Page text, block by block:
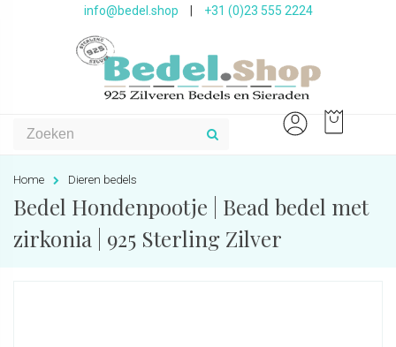
info@bedel.shop +31 (0)23 555 2224
Home Dieren bedels
Bedel Hondenpootje | Bead bedel met
zirkonia | 925 Sterling Zilver